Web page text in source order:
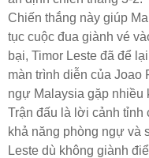
Chiến thắng này giúp
tục cuộc đua giành vé
bại, Timor Leste đã để
màn trình diễn của
ngự Malaysia gặp nhiều
Trận đấu là lời cảnh tỉnh
khả năng phòng ngự và
Leste dù không giành